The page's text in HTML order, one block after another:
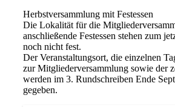
Herbstversammlung mit Festessen
Die Lokalität für die
anschließende Festessen stehen zum
noch nicht fest.
Der Veranstaltungsort, die einzelnen
zur Mitgliederversammlung sowie der
werden im 3. Rundschreiben Ende
gegeben.